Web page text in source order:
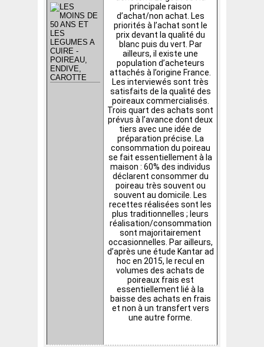
principale raison
d’achat/non achat. Les
priorités à l’achat sont le
prix devant la qualité du
blanc puis du vert. Par
ailleurs, il existe une
population d’acheteurs
attachés à l’origine France.
Les interviewés sont très
satisfaits de la qualité des
poireaux commercialisés.
Trois quart des achats sont
prévus à l’avance dont deux
tiers avec une idée de
préparation précise. La
consommation du poireau
se fait essentiellement à la
maison : 60% des individus
déclarent consommer du
poireau très souvent ou
souvent au domicile. Les
recettes réalisées sont les
plus traditionnelles ; leurs
réalisation/consommation
sont majoritairement
occasionnelles. Par ailleurs,
d’après une étude Kantar ad
hoc en 2015, le recul en
volumes des achats de
poireaux frais est
essentiellement lié à la
baisse des achats en frais
et non à un transfert vers
une autre forme.